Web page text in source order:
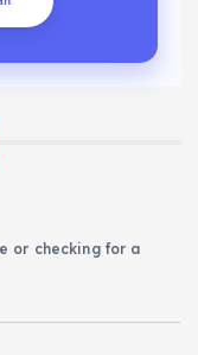
or checking for a